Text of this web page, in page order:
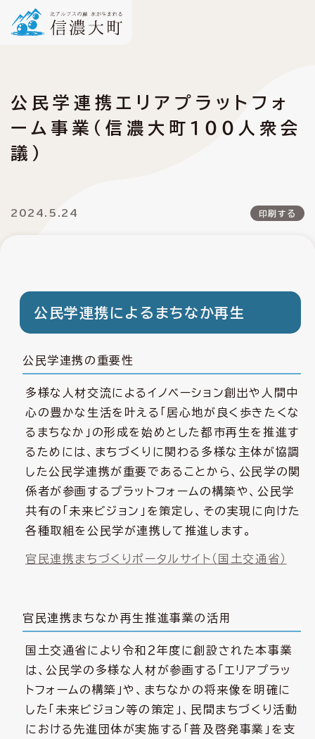
公民学連携エリアプラットフォ
ーム事業（信濃大町１００人衆会
議）
2024.5.24 印刷する
公民学連携によるまちなか再生
公民学連携の重要性
多様な人材交流によるイノベーション創出や人間中
心の豊かな生活を叶える「居心地が良く歩きたくな
るまちなか」の形成を始めとした都市再生を推進す
るためには、まちづくりに関わる多様な主体が協調
した公民学連携が重要であることから、公民学の関
係者が参画するプラットフォームの構築や、公民学
共有の「未来ビジョン」を策定し、その実現に向けた
各種取組を公民学が連携して推進します。
官民連携まちづくりポータルサイト（国土交通省）
官民連携まちなか再生推進事業の活用
国土交通省により令和２年度に創設された本事業
は、公民学の多様な人材が参画する「エリアプラッ
トフォームの構築」や、まちなかの将来像を明確に
した「未来ビジョン等の策定」、民間まちづくり活動
における先進団体が実施する「普及啓発事業」を支